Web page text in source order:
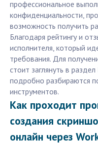
профессиональное
конфиденциальности,
возможность получить
Благодаря рейтингу и
исполнителя, который
требования. Для
стоит заглянуть в
подробно разбираются
инструментов.
Как проходит
создания
онлайн через